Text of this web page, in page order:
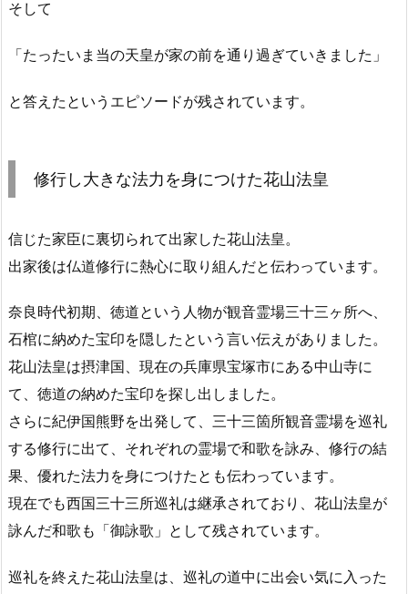
そして
「たったいま当の天皇が家の前を通り過ぎていきました」
と答えたというエピソードが残されています。
修行し大きな法力を身につけた花山法皇
信じた家臣に裏切られて出家した花山法皇。
出家後は仏道修行に熱心に取り組んだと伝わっています。
奈良時代初期、徳道という人物が観音霊場三十三ヶ所へ、
石棺に納めた宝印を隠したという言い伝えがありました。
花山法皇は摂津国、現在の兵庫県宝塚市にある中山寺に
て、徳道の納めた宝印を探し出しました。
さらに紀伊国熊野を出発して、三十三箇所観音霊場を巡礼
する修行に出て、それぞれの霊場で和歌を詠み、修行の結
果、優れた法力を身につけたとも伝わっています。
現在でも西国三十三所巡礼は継承されており、花山法皇が
詠んだ和歌も「御詠歌」として残されています。
巡礼を終えた花山法皇は、巡礼の道中に出会い気に入った